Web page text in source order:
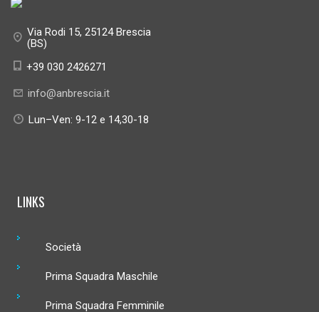
Via Rodi 15, 25124 Brescia
(BS)
+39 030 2426271
info@anbrescia.it
Lun–Ven: 9-12 e 14,30-18
LINKS
Società
Prima Squadra Maschile
Prima Squadra Femminile